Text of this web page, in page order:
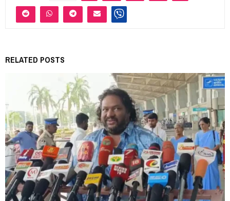
RELATED POSTS